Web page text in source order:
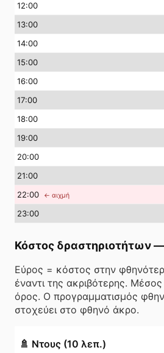
12:00
13:00
14:00
15:00
16:00
17:00
18:00
19:00
20:00
21:00
22:00 ← αιχμή
23:00
Κόστος δραστηριοτήτων—
Εύρος = κόστος στην
έναντι της ακριβότερης.
όρος. Ο προγραμματισμός
στοχεύει στο φθηνό άκρο.
🚿 Ντους (10 λεπ.)